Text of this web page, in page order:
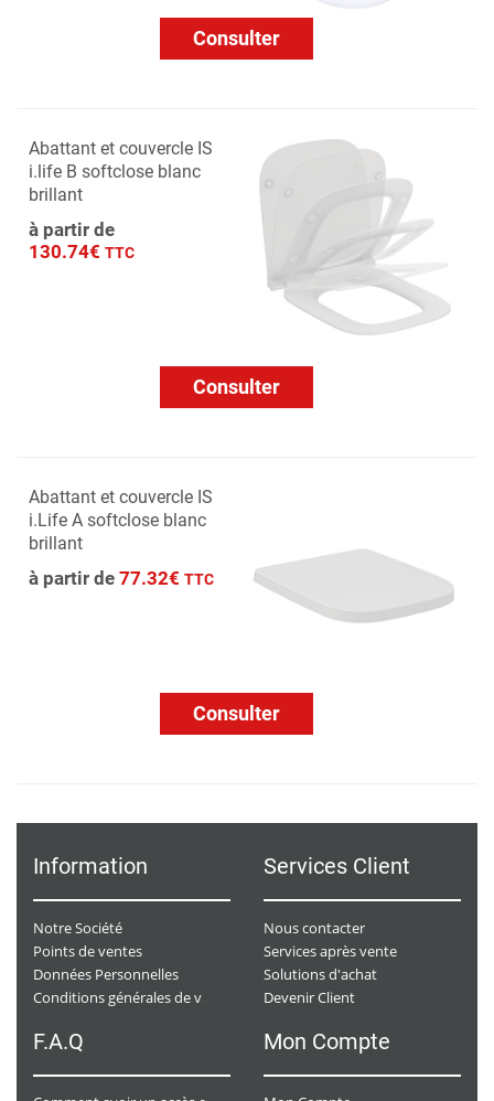
Consulter
Abattant et couvercle IS
i.life B softclose blanc
brillant
à partir de
130.74€ TTC
Consulter
Abattant et couvercle IS
i.Life A softclose blanc
brillant
à partir de 77.32€ TTC
Consulter
Information
Notre Société
Points de ventes
Données Personnelles
Services Client
Nous contacter
Services après vente
Solutions d'achat
Devenir Client
F.A.Q Mon Compte